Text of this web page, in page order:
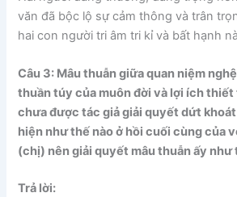
văn đã bộc lộ sự cảm thông và trân
hai con người tri âm tri kỉ và bất hạnh
Câu 3: Mâu thuẫn giữa quan niệm
thuần túy của muôn đời và lợi ích thiết
chưa được tác giả giải quyết dứt
hiện như thế nào ở hồi cuối cùng của
(chị) nên giải quyết mâu thuẫn ấy như
Trả lời: